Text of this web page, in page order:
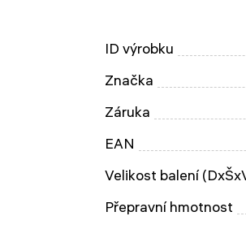
ID výrobku
Značka
Záruka
EAN
Velikost balení
Přepravní hmotnost